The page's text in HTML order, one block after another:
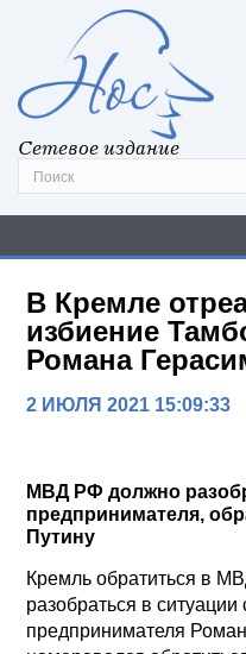
Сетевое издание
В Кремле
избиение
Романа
2 ИЮЛЯ 2021 15:09:33
МВД РФ должно
предпринимателя,
Путину
Кремль обратиться в
разобраться в ситуации
предпринимателя